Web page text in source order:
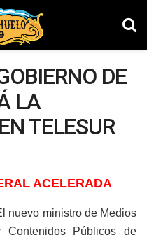
DE
LA
TELESUR
ACELERADA
nuevo ministro de Medios
Contenidos Públicos de